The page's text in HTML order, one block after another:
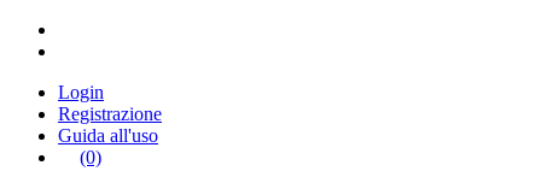
Login
Registrazione
Guida all'uso
(0)